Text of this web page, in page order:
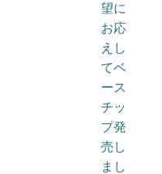
望に
お応
えし
てベ
ース
チッ
プ発
売し
まし